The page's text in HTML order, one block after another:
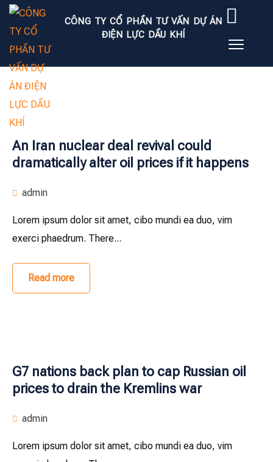
CÔNG TY CỔ PHẦN TƯ VẤN DỰ ÁN
ĐIỆN LỰC DẦU KHÍ
An Iran nuclear deal revival could
dramatically alter oil prices if it happens
admin
Lorem ipsum dolor sit amet, cibo mundi ea duo, vim
exerci phaedrum. There...
Read more
G7 nations back plan to cap Russian oil
prices to drain the Kremlins war
admin
Lorem ipsum dolor sit amet, cibo mundi ea duo, vim